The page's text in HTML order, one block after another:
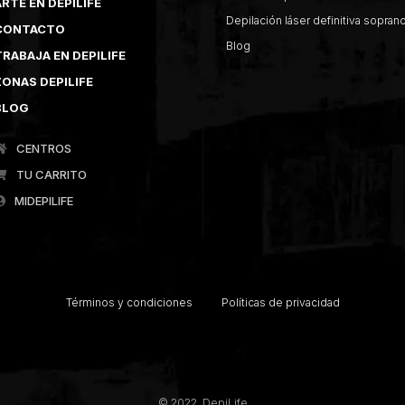
EN DEPILIFE
DEPILIFE
CENTROS
TU CARRITO
MIDEPILIFE
Depilación láser definitiva
Blog
Términos y condiciones Políticas de privacidad